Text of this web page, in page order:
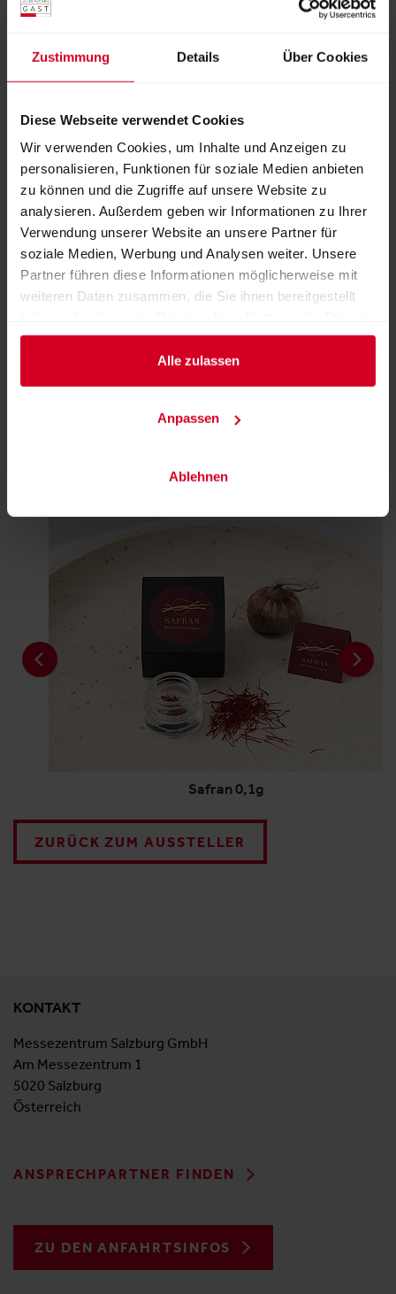
Zustimmung Details Über Cookies
Diese Webseite verwendet Cookies
Wir verwenden Cookies, um Inhalte und Anzeigen zu
personalisieren, Funktionen für soziale Medien anbieten
zu können und die Zugriffe auf unsere Website zu
analysieren. Außerdem geben wir Informationen zu Ihrer
Verwendung unserer Website an unsere Partner für
soziale Medien, Werbung und Analysen weiter. Unsere
Partner führen diese Informationen möglicherweise mit
weiteren Daten zusammen, die Sie ihnen bereitgestellt
gesammelt haben.
Alle zulassen
Anpassen
Ablehnen
Frühstück
1 × 0,1 g reiner Safran– Premium-Safranfäden in
Safran-Seife
– handgefertigt, sanft zur Haut, mit
Safran-Lippenpflege– nährend, pflegend und dezent
verführerisch
Safran Wodka– ein edles Destillat, verfeinert mit
dem roten Gold
✨ Diese Box ist die luxuriöseste Art, Safran zu genießen
– ein Gesamterlebnis für alle Sinne.
Weitere Produkte von diesem Aussteller
Safran 0,1g
ZURÜCK ZUM AUSSTELLER
KONTAKT
Messezentrum Salzburg GmbH
Am Messezentrum 1
5020 Salzburg
Österreich
ANSPRECHPARTNER FINDEN
ZU DEN ANFAHRTSINFOS